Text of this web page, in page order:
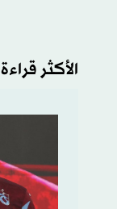
الأكثر قراءة